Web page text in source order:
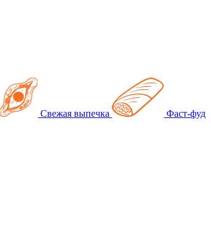
Свежая выпечка Фаст-фуд